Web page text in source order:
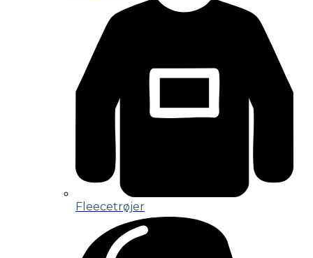
Fleecetrøjer